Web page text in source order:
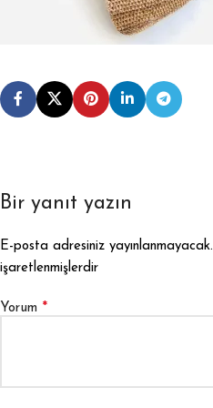
Bir yanıt yazın
E-posta adresiniz yayınlanmayacak.
işaretlenmişlerdir
Yorum *